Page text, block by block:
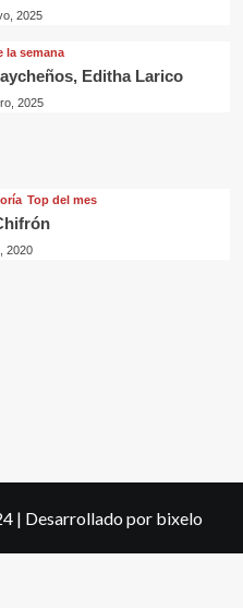
2025
la semana
Editha Larico
2025
Top del mes
2020
| Desarrollado por bixelo